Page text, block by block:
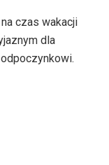
czas wakacji
dla